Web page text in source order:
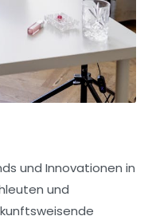
und Innovationen in
und